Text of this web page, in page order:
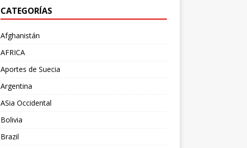
CATEGORÍAS
Afghanistán
AFRICA
Aportes de Suecia
Argentina
ASia Occidental
Bolivia
Brazil